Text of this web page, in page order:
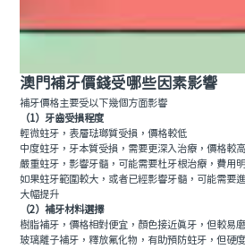
澳門補牙價錢受哪些因素影響
補牙價格主要受以下幾個方面影響
（1）牙齒受損程度
輕微蛀牙，表層琺瑯質受損，價格較低
中度蛀牙，牙本質受損，需要更深入治療，價格較高
嚴重蛀牙，影響牙髓，可能需要杜牙根治療，費用
如果蛀牙範圍較大，或者已經影響牙髓，可能需要
大幅提升
（2）補牙材料選擇
樹脂補牙，價格相對便宜，顏色接近真牙，但較易
玻璃離子補牙，釋放氟化物，有助預防蛀牙，但硬